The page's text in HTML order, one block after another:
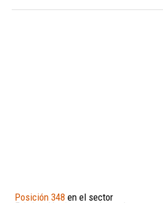
Posición 348 en el sector